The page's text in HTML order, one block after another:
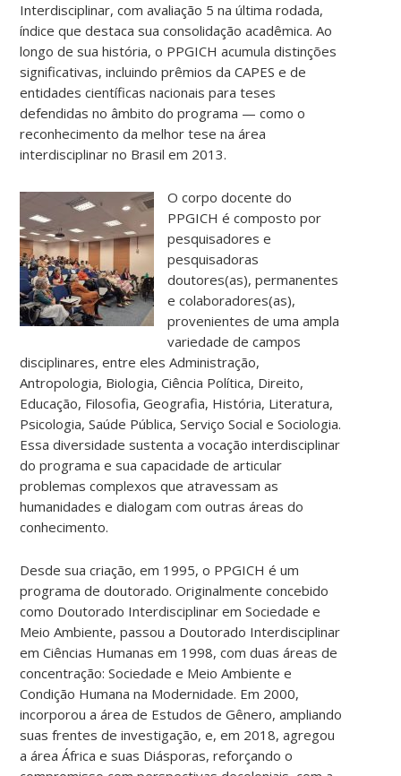
Interdisciplinar, com avaliação 5 na última rodada,
índice que destaca sua consolidação acadêmica. Ao
longo de sua história, o PPGICH acumula distinções
significativas, incluindo prêmios da CAPES e de
entidades científicas nacionais para teses
defendidas no âmbito do programa — como o
reconhecimento da melhor tese na área
interdisciplinar no Brasil em 2013.
O corpo docente do
PPGICH é composto por
pesquisadores e
pesquisadoras
doutores(as), permanentes
e colaboradores(as),
provenientes de uma ampla
variedade de campos
disciplinares, entre eles Administração,
Antropologia, Biologia, Ciência Política, Direito,
Educação, Filosofia, Geografia, História, Literatura,
Psicologia, Saúde Pública, Serviço Social e Sociologia.
Essa diversidade sustenta a vocação interdisciplinar
do programa e sua capacidade de articular
problemas complexos que atravessam as
humanidades e dialogam com outras áreas do
conhecimento.
Desde sua criação, em 1995, o PPGICH é um
programa de doutorado. Originalmente concebido
como Doutorado Interdisciplinar em Sociedade e
Meio Ambiente, passou a Doutorado Interdisciplinar
em Ciências Humanas em 1998, com duas áreas de
concentração: Sociedade e Meio Ambiente e
Condição Humana na Modernidade. Em 2000,
incorporou a área de Estudos de Gênero, ampliando
suas frentes de investigação, e, em 2018, agregou
a área África e suas Diásporas, reforçando o